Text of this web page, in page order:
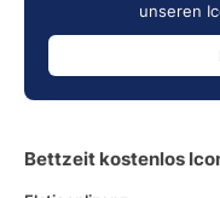
unseren
Bettzeit kostenlos